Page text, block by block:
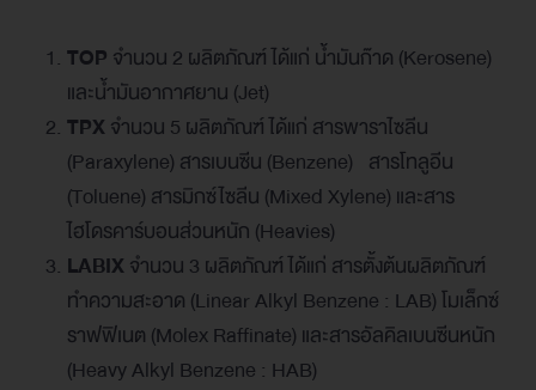
TOP จำนวน 2 ผลิตภัณฑ์ ได้แก่ น้ำมันก๊าด (Kerosene)
และน้ำมันอากาศยาน (Jet)
TPXจำนวน 5 ผลิตภัณฑ์ ได้แก่ สารพาราไซลีน
(Paraxylene) สารเบนซีน (Benzene) สารโทลูอีน
(Toluene) สารมิกซ์ไซลีน (Mixed Xylene) และสาร
ไฮโดรคาร์บอนส่วนหนัก (Heavies)
LABIXจำนวน 3 ผลิตภัณฑ์ ได้แก่ สารตั้งต้นผลิตภัณฑ์
ทำความสะอาด (Linear Alkyl Benzene : LAB) โมเล็กซ์
ราฟฟิเนต (Molex Raffinate) และสารอัลคิลเบนซีนหนัก
(Heavy Alkyl Benzene : HAB)